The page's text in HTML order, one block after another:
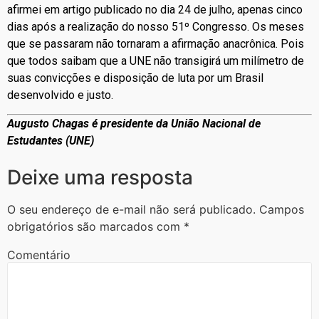
afirmei em artigo publicado no dia 24 de julho, apenas cinco
dias após a realização do nosso 51º Congresso. Os meses
que se passaram não tornaram a afirmação anacrônica. Pois
que todos saibam que a UNE não transigirá um milímetro de
suas convicções e disposição de luta por um Brasil
desenvolvido e justo.
Augusto Chagas é presidente da União Nacional de
Estudantes (UNE)
Deixe uma resposta
O seu endereço de e-mail não será publicado. Campos
obrigatórios são marcados com *
Comentário